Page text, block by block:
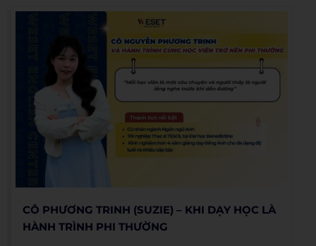
CÔ PHƯƠNG TRINH (SUZIE) – KHI DẠY HỌC LÀ
HÀNH TRÌNH PHI THƯỜNG